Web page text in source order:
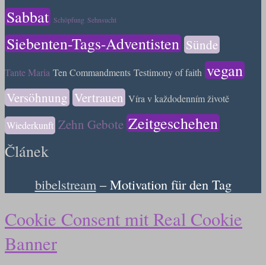
Sabbat Schöpfung Sehnsucht
Siebenten-Tags-Adventisten Sünde
Tante Maria Ten Commandments Testimony of faith vegan
Versöhnung Vertrauen Víra v každodenním životě
Wiederkunft Zehn Gebote Zeitgeschehen
Článek
bibelstream– Motivation für den Tag
Cookie Consent mit Real Cookie
Banner